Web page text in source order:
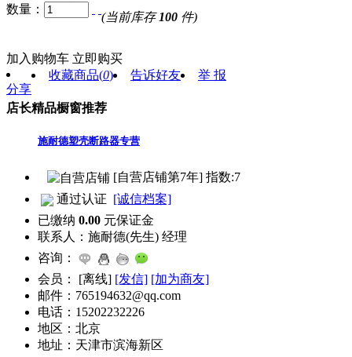
数量：
(当前库存 100 件)
加入购物车 立即购买
分享
收藏商品(0) 告诉好友 举 报
店长精品橱窗推荐
施耐德塑壳断路器专营
[自营店铺第7年] 指数:7
通过认证 [诚信档案]
已缴纳 0.00 元保证金
联系人： 施耐德(先生) 经理
咨询：
会员：
[离线] [发信] [加为商友]
邮件： 765194632@qq.com
电话： 15202232226
地区： 北京
地址： 天津市滨海新区